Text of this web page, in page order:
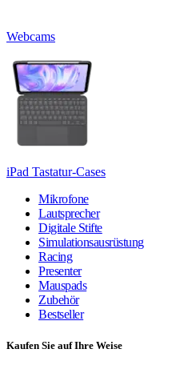
Webcams
iPad Tastatur-Cases
Mikrofone
Lautsprecher
Digitale Stifte
Simulationsausrüstung
Racing
Presenter
Mauspads
Zubehör
Bestseller
Kaufen Sie auf Ihre Weise